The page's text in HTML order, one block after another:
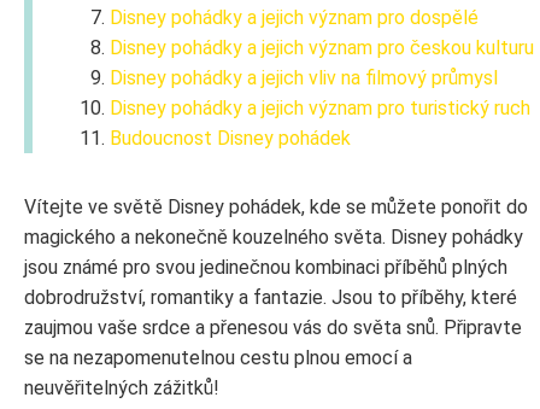
Disney pohádky a jejich význam pro dospělé
Disney pohádky a jejich význam pro českou kulturu
Disney pohádky a jejich vliv na filmový průmysl
Disney pohádky a jejich význam pro turistický ruch
Budoucnost Disney pohádek
Vítejte ve světě Disney pohádek, kde se můžete ponořit do
magického a nekonečně kouzelného světa. Disney pohádky
jsou známé pro svou jedinečnou kombinaci příběhů plných
dobrodružství, romantiky a fantazie. Jsou to příběhy, které
zaujmou vaše srdce a přenesou vás do světa snů. Připravte
se na nezapomenutelnou cestu plnou emocí a
neuvěřitelných zážitků!